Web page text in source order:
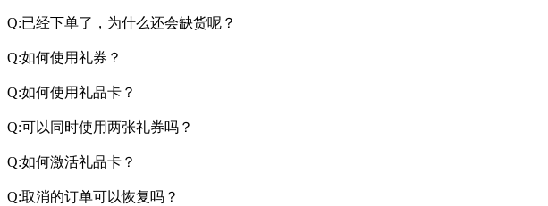
Q:已经下单了，为什么还会缺货呢？
Q:如何使用礼券？
Q:如何使用礼品卡？
Q:可以同时使用两张礼券吗？
Q:如何激活礼品卡？
Q:取消的订单可以恢复吗？